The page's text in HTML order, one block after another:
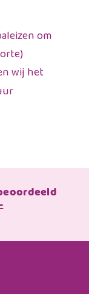
om
wij het